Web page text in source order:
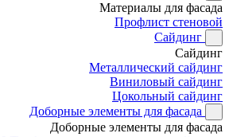
Материалы для фасада
Профлист стеновой
Сайдинг
Сайдинг
Металлический сайдинг
Виниловый сайдинг
Цокольный сайдинг
Доборные элементы для фасада
Доборные элементы для фасада